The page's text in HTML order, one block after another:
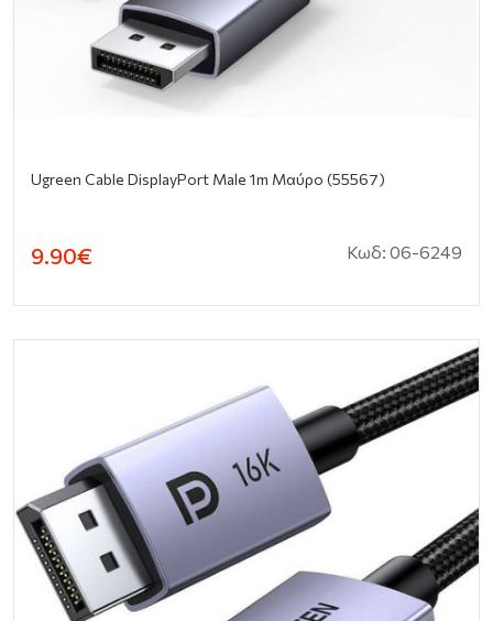
Ugreen Cable DisplayPort Male 1m Μαύρο (55567)
9.90€ Κωδ: 06-6249